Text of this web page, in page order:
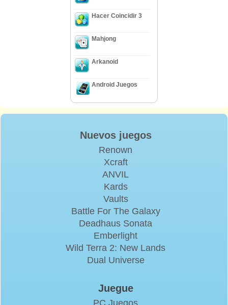
jugador, basando esa opinión sobre el argumento increíblemente asustadizo
immersive y desafiando gameplay que ha mezclado elementos de juegos de
objetos escondidos con aquellos de aventura y rompecabezas. ¿O tal vez la
gráfica aturdidora que es realmente hermosa para mirar mezclado con los
efectos sonoros misteriosos y banda de sonido eficaz que le asegurará para
descargar y jugar el juego ahora? ¡Todo lo que pudiera ser, disfrutar en este
Hacer Coincidir 3
Mahjong
Arkanoid
Android Juegos
Nuevos juegos
Renown
Xcraft
ANVIL
Kards
Vaults
Battle For The Galaxy
Deadhaus Sonata
Emberlight
Wild Terra 2: New Lands
Dual Universe
Juegue
PC Juegos